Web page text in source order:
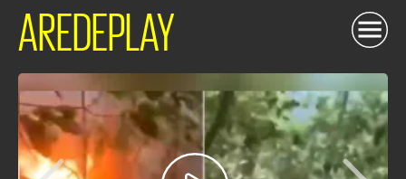
AREDEPLAY